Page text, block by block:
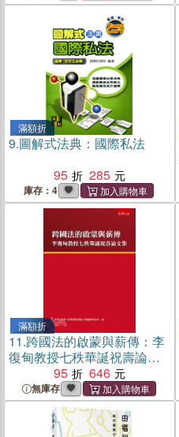
滿額折
9.圖解式法典：國際私法
95
285
庫存：4
滿額折
11.跨國法的啟蒙與薪傳：李
復甸教授七秩華誕祝壽論文
95 646
無庫存